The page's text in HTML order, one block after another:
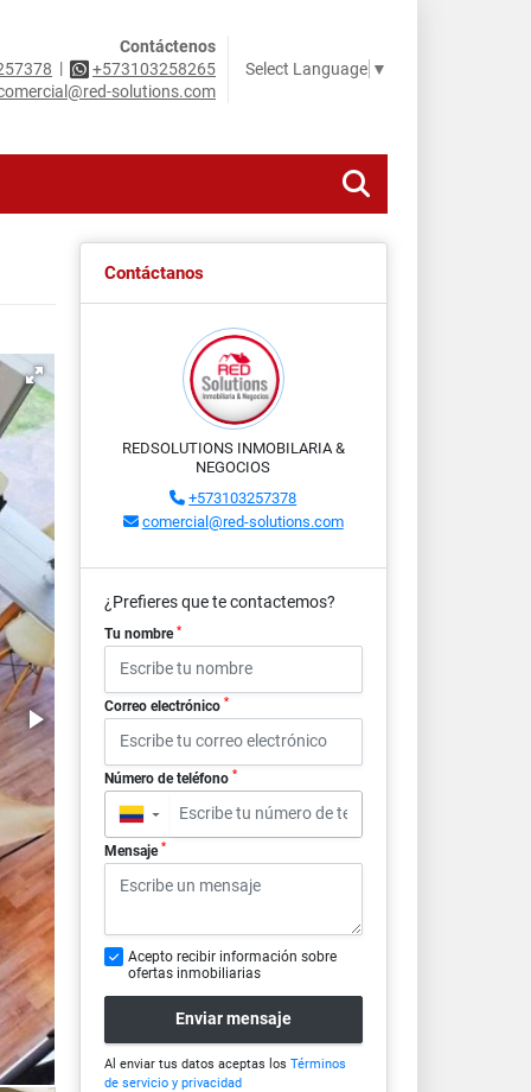
Contáctenos
|
+573103258265
solutions.com
Select Language ▼
Contáctanos
REDSOLUTIONS INMOBILARIA &
NEGOCIOS
+573103257378
comercial@red-solutions.com
¿Prefieres que te contactemos?
Tu nombre *
Correo electrónico *
Número de teléfono *
▼
Mensaje *
Acepto recibir información sobre
ofertas inmobiliarias
Enviar mensaje
Al enviar tus datos aceptas los Términos
de servicio y privacidad